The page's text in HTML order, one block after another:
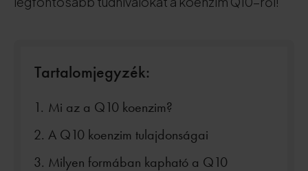
Tartalomjegyzék:
Mi az a Q10 koenzim?
A Q10 koenzim tulajdonságai
Milyen formában kapható a Q10